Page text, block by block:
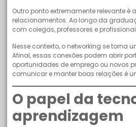
Outro ponto extremamente relevante é
relacionamentos. Ao longo da
com colegas, professores e
Nesse contexto, o networking se torna
Afinal, essas conexões podem abrir
oportunidades de emprego ou novos
comunicar e manter boas relações é
O papel da
aprendizagem